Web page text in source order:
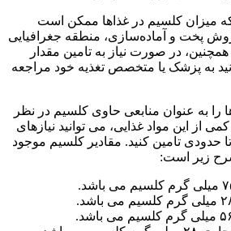
میزان کلسیم در غذاها ممکن است
پخت و آماده‌سازی، منطقه جغرافیایی
در صورت نیاز به تامین مقدار
به پزشک یا متخصص تغذیه خود مراجعه
را به عنوان منابعی حاوی کلسیم در نظر
از این مواد غذایی، می توانید نیازهای
حدودی تامین کنید. مقادیر کلسیم موجود
شرح زیر است: